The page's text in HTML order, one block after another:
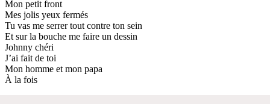
Mon petit front
Mes jolis yeux fermés
Tu vas me serrer tout contre ton sein
Et sur la bouche me faire un dessin
Johnny chéri
J’ai fait de toi
Mon homme et mon papa
À la fois